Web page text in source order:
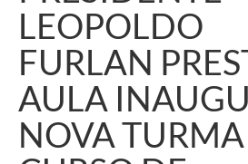
LEOPOLDO
FURLAN
AULA
NOVA